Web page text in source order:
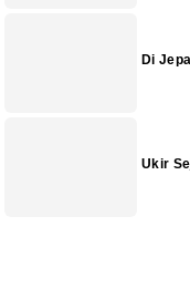
Di
Ukir